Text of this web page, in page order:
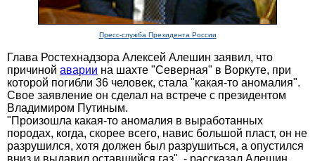
Пресс-служба Президента России
Глава Ростехнадзора Алексей Алешин заявил, что
причиной аварии на шахте "Северная" в Воркуте, при
которой погибли 36 человек, стала "какая-то аномалия".
Свое заявление он сделал на встрече с президентом
Владимиром Путиным.
"Произошла какая-то аномалия в выработанных
породах, когда, скорее всего, навис большой пласт, он не
разрушился, хотя должен был разрушиться, а опустился